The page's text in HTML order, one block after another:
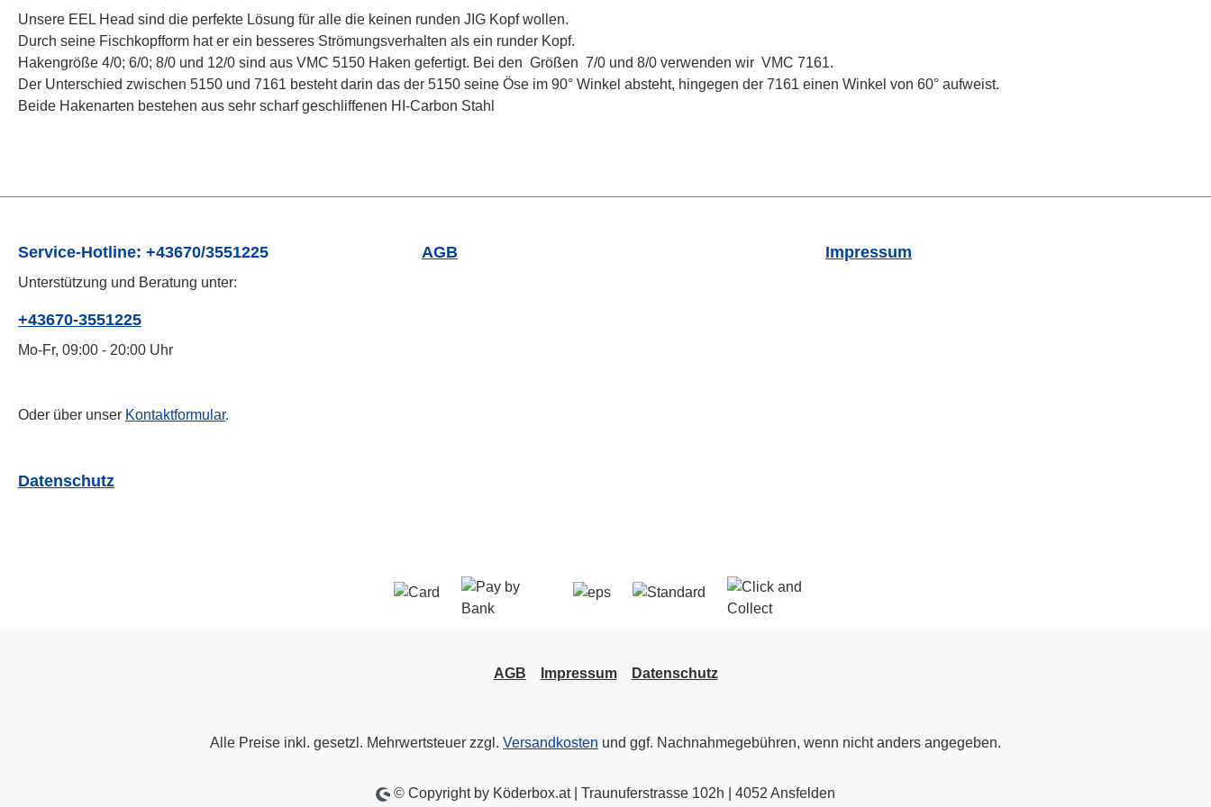
Unsere EEL Head sind die perfekte Lösung für alle die keinen runden JIG Kopf wollen.
Durch seine Fischkopfform hat er ein besseres Strömungsverhalten als ein runder Kopf.
Hakengröße 4/0; 6/0; 8/0 und 12/0 sind aus VMC 5150 Haken gefertigt. Bei den Größen 7/0 und 8/0 verwenden wir VMC 7161.
Der Unterschied zwischen 5150 und 7161 besteht darin das der 5150 seine Öse im 90° Winkel absteht, hingegen der 7161 einen Winkel von 60° aufweist.
Beide Hakenarten bestehen aus sehr scharf geschliffenen HI-Carbon Stahl
Service-Hotline: +43670/3551225
Unterstützung und Beratung unter:
+43670-3551225
Mo-Fr, 09:00 - 20:00 Uhr
Oder über unser Kontaktformular.
AGB Impressum
Datenschutz
AGB Impressum Datenschutz
Alle Preise inkl. gesetzl. Mehrwertsteuer zzgl. Versandkosten und ggf. Nachnahmegebühren, wenn nicht anders angegeben.
© Copyright by Köderbox.at | Traunuferstrasse 102h | 4052 Ansfelden